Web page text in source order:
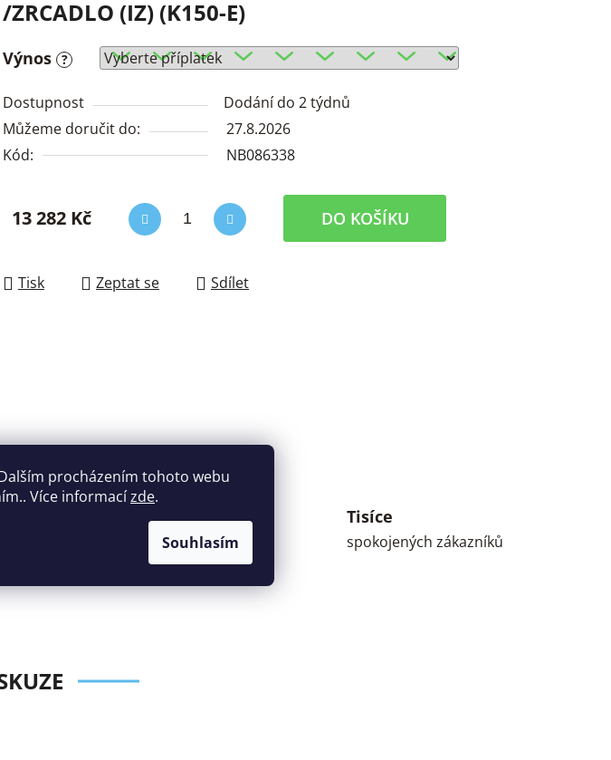
procházením tohoto webu
Více informacízde.
Souhlasím
/ZRCADLO (IZ) (K150-E)
Výnos ?
Dostupnost
Dodání do 2 týdnů
Můžeme doručit do:
27.8.2026
Kód:
NB086338
13 282 Kč DO KOŠÍKU
Tisk Zeptat se Sdílet
Široký výběr
nábytku za rozumné
Tisíce
spokojených zákazníků